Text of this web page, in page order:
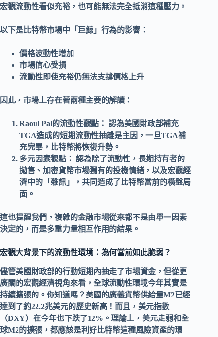
宏觀流動性看似充裕，也可能無法完全抵消這種壓力。
以下是比特幣市場中「巨鯨」行為的影響：
價格波動性增加
市場信心受損
流動性即使充裕仍無法支撐價格上升
因此，市場上存在著兩種主要的解讀：
Raoul Pal的流動性觀點： 認為美國財政部補充
TGA造成的短期流動性抽離是主因，一旦TGA補
充完畢， 比特幣將恢復升勢。
多元因素觀點： 認為除了流動性 ， 長期持有者的
拋售、 加密貨幣市場獨有的投機情緒，以及宏觀經
濟中的「雜訊」，共同造成了 比特幣當前的橫盤局
面。
這也提醒我們，複雜的金融市場從來都不是由單一因素
決定的，而是多重力量相互作用的結果。
宏觀大背景下的流動性環境：為何當前如此脆弱？
儘管美國財政部的行動短期內抽走了市場資金，但從更
廣闊的宏觀經濟視角來看，全球流動性環境今年其實是
持續擴張的。你知道嗎？美國的廣義貨幣供給量M2已經
達到了約22.2兆美元的歷史新高！而且， 美元指數
（DXY） 在今年也下跌了12%。理論上，美元走弱和全
球M2的擴張，都應該是利好 比特幣這種風險資產的環